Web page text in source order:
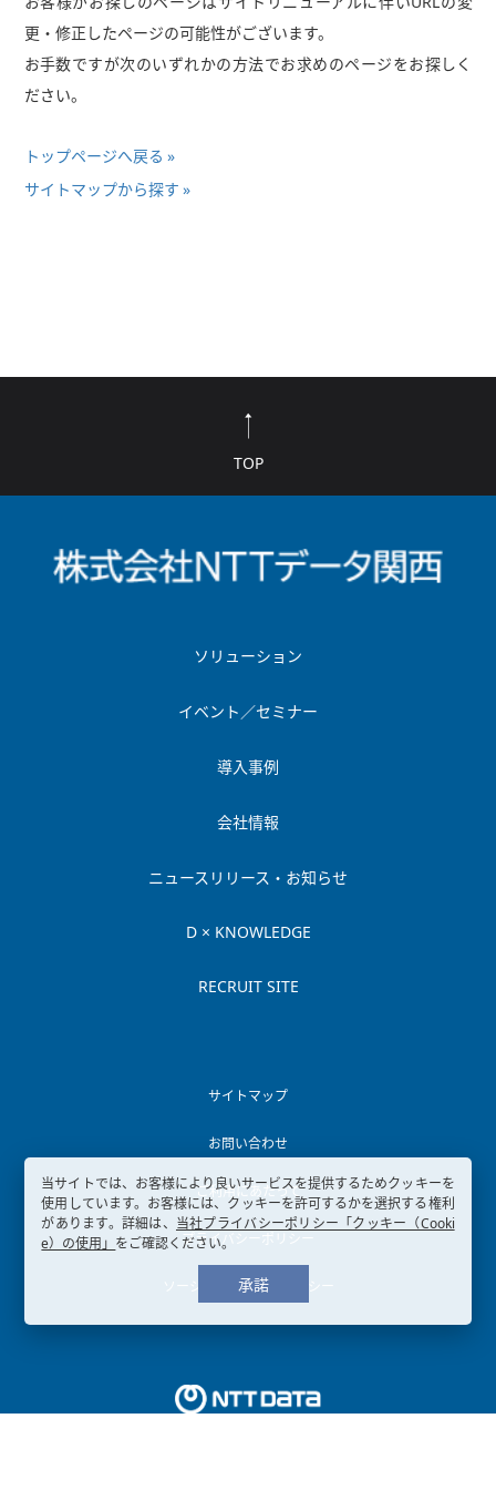
更・修正したページの可能性がございます。
お手数ですが次のいずれかの方法でお求めのページをお探しく
ださい。
トップページへ戻る
サイトマップから探す
TOP
ソリューション
イベント／セミナー
導入事例
会社情報
ニュースリリース・お知らせ
D × KNOWLEDGE
RECRUIT SITE
サイトマップ
お問い合わせ
ご利用にあたって
プライバシーポリシー
ソーシャルメディアポリシー
当サイトでは、お客様により良いサービスを提供するためクッキーを
使用しています。お客様には、クッキーを許可するかを選択する権利
があります。詳細は、 当社プライバシーポリシー「クッキー（Cooki
e）の使用」 をご確認ください。
承諾